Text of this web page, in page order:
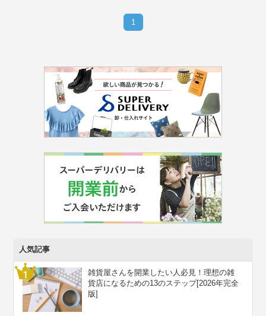
1
人気記事
雑貨屋さんを開業したい人必見！理想の雑
貨店になるための13のステップ[2026年完全
版]